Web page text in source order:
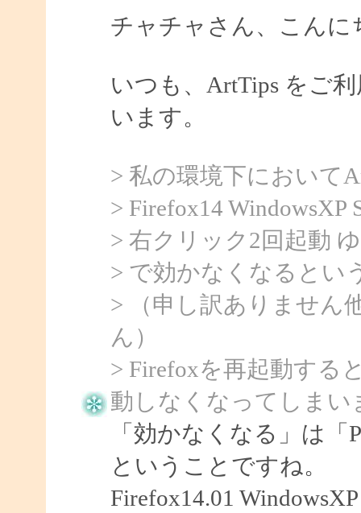
チャチャさん、こんに
いつも、ArtTips をご
います。
> 私の環境下において
> Firefox14 WindowsXP
> 右クリック2回起動
> で効かなくなるとい
> （申し訳ありません
ん）
> Firefoxを再起動する
動しなくなってしまい
「効かなくなる」は
ということですね。
Firefox14.01